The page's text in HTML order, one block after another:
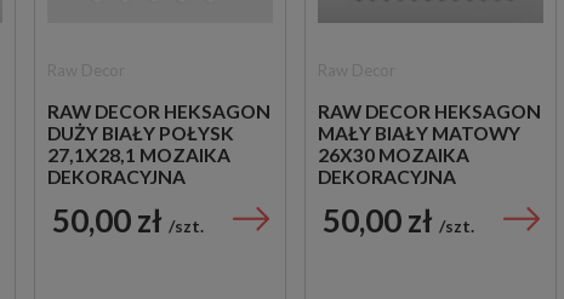
RAW DECOR HEKSAGON
DUŻY BIAŁY POŁYSK
27,1X28,1 MOZAIKA
DEKORACYJNA
50,00 zł szt.
RAW DECOR HEKSAGON
MAŁY BIAŁY MATOWY
26X30 MOZAIKA
DEKORACYJNA
50,00 zł szt.